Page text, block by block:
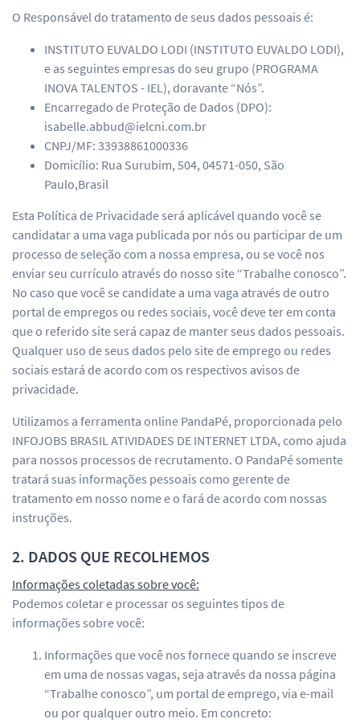
O Responsável do tratamento de seus dados pessoais é:
INSTITUTO EUVALDO LODI (INSTITUTO EUVALDO LODI),
e as seguintes empresas do seu grupo (PROGRAMA
INOVA TALENTOS - IEL), doravante “Nós”.
Encarregado de Proteção de Dados (DPO):
isabelle.abbud@ielcni.com.br
CNPJ/MF: 33938861000336
Domicílio: Rua Surubim, 504, 04571-050, São
Paulo,Brasil
Esta Política de Privacidade será aplicável quando você se
candidatar a uma vaga publicada por nós ou participar de um
processo de seleção com a nossa empresa, ou se você nos
enviar seu currículo através do nosso site “Trabalhe conosco”.
No caso que você se candidate a uma vaga através de outro
portal de empregos ou redes sociais, você deve ter em conta
que o referido site será capaz de manter seus dados pessoais.
Qualquer uso de seus dados pelo site de emprego ou redes
sociais estará de acordo com os respectivos avisos de
privacidade.
Utilizamos a ferramenta online PandaPé, proporcionada pelo
INFOJOBS BRASIL ATIVIDADES DE INTERNET LTDA, como ajuda
para nossos processos de recrutamento. O PandaPé somente
tratará suas informações pessoais como gerente de
tratamento em nosso nome e o fará de acordo com nossas
instruções.
2. DADOS QUE RECOLHEMOS
Informações coletadas sobre você:
Podemos coletar e processar os seguintes tipos de
informações sobre você:
Informações que você nos fornece quando se inscreve
em uma de nossas vagas, seja através da nossa página
“Trabalhe conosco”, um portal de emprego, via e-mail
ou por qualquer outro meio. Em concreto: